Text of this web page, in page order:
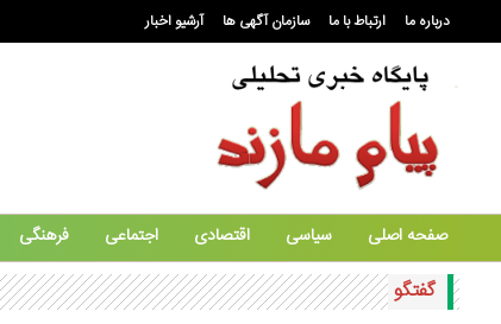
درباره ما ارتباط با ما سازمان آگهی ها آرشیو اخبار
صفحه اصلی سیاسی اقتصادی اجتماعی فرهنگی
گفتگو